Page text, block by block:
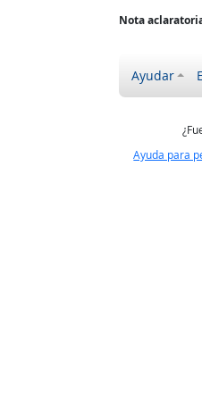
Nota
Ayudar
Ayuda para